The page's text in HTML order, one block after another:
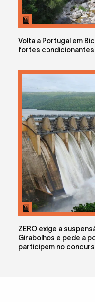
Volta a Portugal em
fortes condicionantes
ZERO exige a
Girabolhos e pede a
participem no